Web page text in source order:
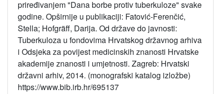
priređivanjem "Dana borbe protiv tuberkuloze" svake
godine. Opširnije u publikaciji: Fatović-Ferenčić,
Stella; Hofgräff, Darija. Od države do javnosti:
Tuberkuloza u fondovima Hrvatskog državnog arhiva
i Odsjeka za povijest medicinskih znanosti Hrvatske
akademije znanosti i umjetnosti. Zagreb: Hrvatski
državni arhiv, 2014. (monografski katalog izložbe)
https://www.bib.irb.hr/695137